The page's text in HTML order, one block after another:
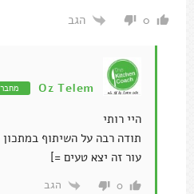
0 הגב
Oz Telem מחבר
היי רותי
תודה רבה על השיתוף
עור זה יצא טעים =]
0 הגב